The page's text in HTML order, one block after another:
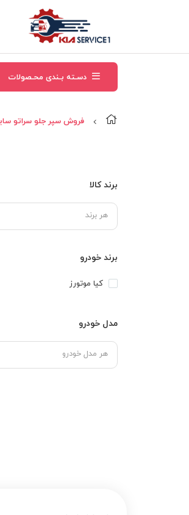
دسـته بـندی محـصولات
فروش سپر جلو سراتو
برند کالا
هر برند
برند خودرو
کیا موتورز
مدل خودرو
هر مدل خودرو